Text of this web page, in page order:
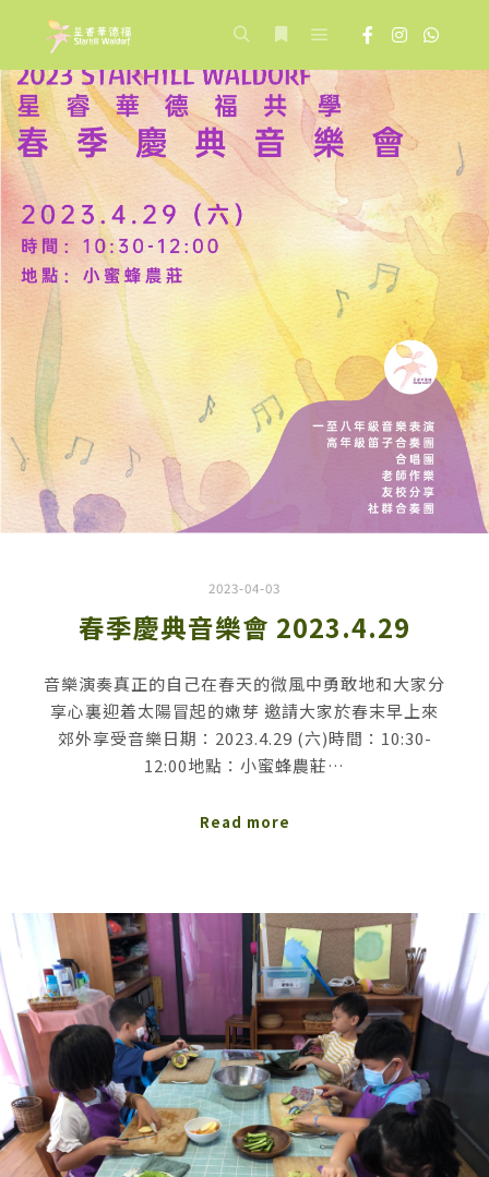
2023-04-03
春季慶典音樂會 2023.4.29
音樂演奏真正的自己在春天的微風中勇敢地和大家分
享心裏迎着太陽冒起的嫩芽 邀請大家於春末早上來
郊外享受音樂日期：2023.4.29 (六)時間：10:30-
12:00地點：小蜜蜂農莊…
Read more